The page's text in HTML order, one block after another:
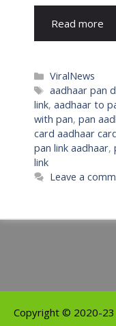
Read more
Categories
ViralNews
Tags
aadhaar pan
link, aadhaar to
with pan, pan
card aadhaar
pan link aadhaar,
link
Leave a
Copyright © 2020-23